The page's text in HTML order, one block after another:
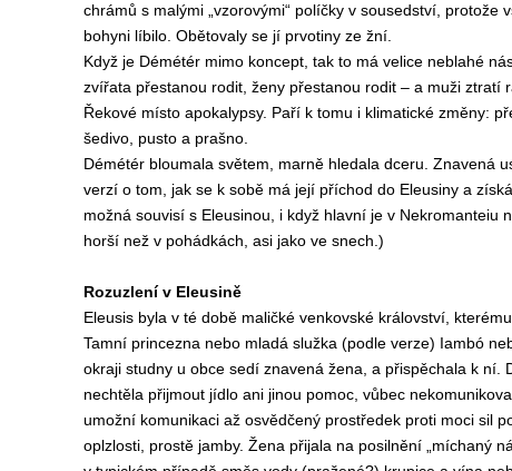
chrámů s malými „vzorovými“ políčky v sousedství, protože
bohyni líbilo. Obětovaly se jí prvotiny ze žní.
Když je Démétér mimo koncept, tak to má velice neblahé
zvířata přestanou rodit, ženy přestanou rodit – a muži ztratí
Řekové místo apokalypsy. Paří k tomu i klimatické změny:
šedivo, pusto a prašno.
Démétér bloumala světem, marně hledala dceru. Znavená
verzí o tom, jak se k sobě má její příchod do Eleusiny a
možná souvisí s Eleusinou, i když hlavní je v Nekromanteiu
horší než v pohádkách, asi jako ve snech.)
Rozuzlení v Eleusině
Eleusis byla v té době maličké venkovské království, kterému
Tamní princezna nebo mladá služka (podle verze) Iambó
okraji studny u obce sedí znavená žena, a přispěchala k ní.
nechtěla přijmout jídlo ani jinou pomoc, vůbec
umožní komunikaci až osvědčený prostředek proti moci sil
oplzlosti, prostě jamby. Žena přijala na posilnění „míchaný